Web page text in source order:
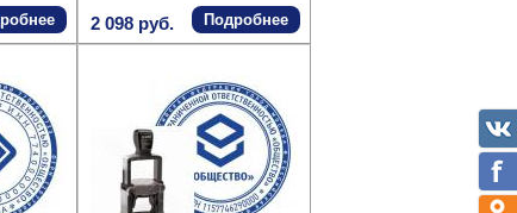
2 098 руб. Подробнее